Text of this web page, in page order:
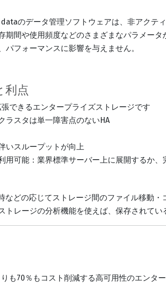
のデータ管理ソフトウェアは、非アクテ
期間や使用頻度などのさまざまなパラメ
フォーマンスに影響を与えません。
利点
できるエンタープライズストレージです
ラスタは単一障害点のないHA
いスループットが向上
用可能：業界標準サーバー上に展開するか
どの応じてストレージ間のファイル移動・
トレージの分析機能を使えば、保存されてい
りも70％もコスト削減する高可用性のエンタ